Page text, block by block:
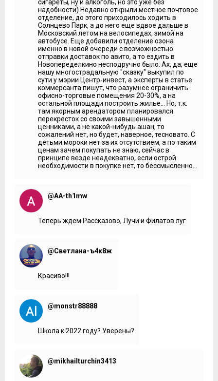
сигареты, ну и алкоголь, но это уже без
надобности) Недавно открыли местное почтовое
отделение, до этого приходилось ходить в
Солнцево Парк, а до него еще вдвое дальше в
Московский летом на велосипедах, зимой на
автобусе. Еще добавили отделение озона
именно в новой очереди с возможностью
отправки доставок по авито, а то ездить в
Новопеределкино несподручно было. Ах, да, еще
нашу многострадальную "сказку" выкупил по
сути у мэрии Центр-инвест, а эксперты в статье
коммерсанта пишут, что разумнее ограничить
офисно-торговые помещения 20-30%, а на
остальной площади построить жилье... Но, т.к.
там якорным арендатором планировался
перекресток со своими завышенными
ценниками, а не какой-нибудь ашан, то
сожалений нет, но будет, наверное, тесновато. С
детьми мороки нет за их отсутствием, а по таким
ценам зачем покупать не знаю, сейчас в
принципе везде неадекватно, если острой
необходимости в покупке нет, то бессмысленно...
@AA-th1mw
Теперь ждем Рассказово, Лучи и Филатов луг
@Светлана-ъ4к8ж
Красиво!!!
@monstr88888
Школа к 2022 году? Уверены?
@mikhailturchin3413